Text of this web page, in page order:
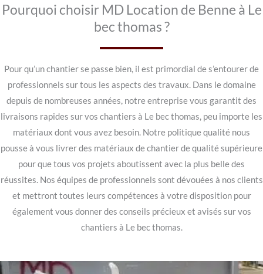
Pourquoi choisir MD Location de Benne à Le
bec thomas ?
Pour qu’un chantier se passe bien, il est primordial de s’entourer de
professionnels sur tous les aspects des travaux. Dans le domaine
depuis de nombreuses années, notre entreprise vous garantit des
livraisons rapides sur vos chantiers à Le bec thomas, peu importe les
matériaux dont vous avez besoin. Notre politique qualité nous
pousse à vous livrer des matériaux de chantier de qualité supérieure
pour que tous vos projets aboutissent avec la plus belle des
réussites. Nos équipes de professionnels sont dévouées à nos clients
et mettront toutes leurs compétences à votre disposition pour
également vous donner des conseils précieux et avisés sur vos
chantiers à Le bec thomas.